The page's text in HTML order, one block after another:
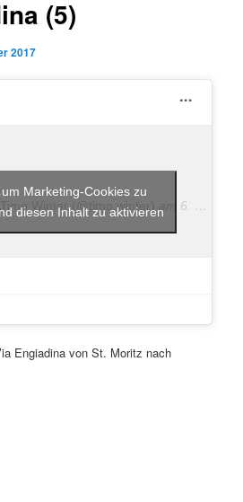
(5)
2017
Winter (@timo.winter) 6. Okt 2017 um 13:23 Uhr
Marketing-Cookies zu
diesen Inhalt zu aktivieren
Engiadina von St. Moritz nach